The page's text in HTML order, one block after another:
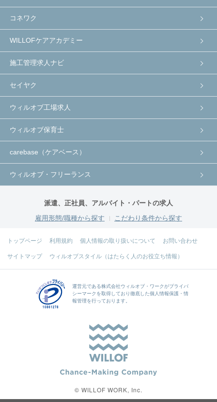
コネワク
WILLOFケアアカデミー
施工管理求人ナビ
セイヤク
ウィルオブ工場求人
ウィルオブ保育士
carebase（ケアベース）
ウィルオブ・フリーランス
派遣、正社員、アルバイト・パートの求人
雇用形態/職種から探す
こだわり条件から探す
トップページ 利用規約 個人情報の取り扱いについて お問い合わせ
サイトマップ ウィルオブスタイル（はたらく人のお役立ち情報）
運営元である株式会社ウィルオブ・ワークがプライバ
シーマークを取得しており徹底した個人情報保護・情
報管理を行っております。
© WILLOF WORK, Inc.